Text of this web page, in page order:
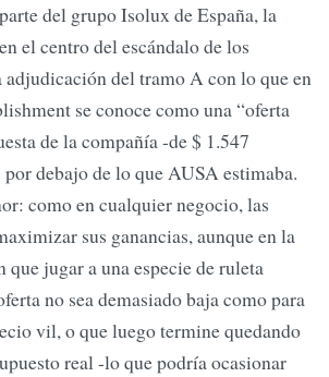
del grupo Isolux de España, la
el centro del escándalo de los
adjudicación del tramo A con lo que en
se conoce como una “oferta
de la compañía -de $ 1.547
debajo de lo que AUSA estimaba.
como en cualquier negocio, las
sus ganancias, aunque en la
jugar a una especie de ruleta
no sea demasiado baja como para
vil, o que luego termine quedando
real -lo que podría ocasionar